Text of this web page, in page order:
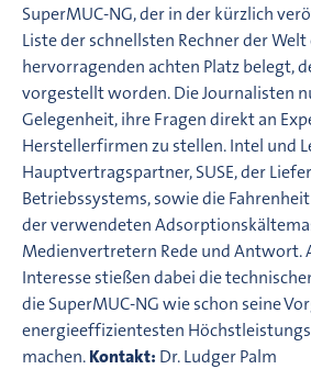
SuperMUC-NG, der in der kürzlich
Liste der schnellsten Rechner der Welt
hervorragenden achten Platz belegt,
vorgestellt worden. Die Journalisten
Gelegenheit, ihre Fragen direkt an
Herstellerfirmen zu stellen. Intel und
Hauptvertragspartner, SUSE, der
Betriebssystems, sowie die
der verwendeten
Medienvertretern Rede und Antwort.
Interesse stießen dabei die
die SuperMUC-NG wie schon seine
energieeffizientesten
machen.Kontakt: Dr. Ludger Palm